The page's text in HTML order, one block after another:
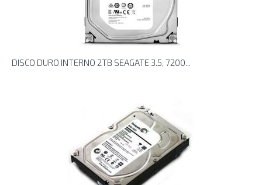
DISCO DURO INTERNO 2TB SEAGATE 3.5, 7200...